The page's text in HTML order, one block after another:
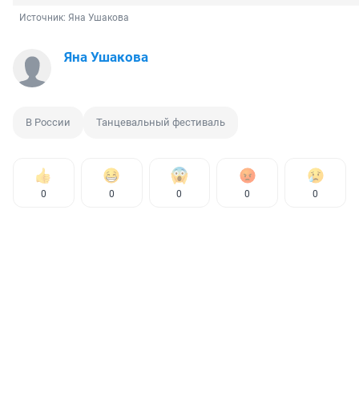
Источник: Яна Ушакова
Яна Ушакова
В России Танцевальный фестиваль
0 0 0 0 0